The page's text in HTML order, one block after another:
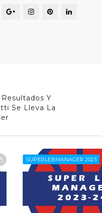
Y
Se Lleva La
SUPERLEBMANAGER 2023